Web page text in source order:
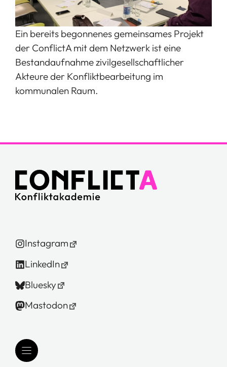
Ein bereits begonnenes gemeinsames Projekt
der ConflictA mit dem Netzwerk ist eine
Bestandaufnahme zivilgesellschaftlicher
Akteure der Konfliktbearbeitung im
kommunalen Raum.
Instagram
LinkedIn
Bluesky
Mastodon